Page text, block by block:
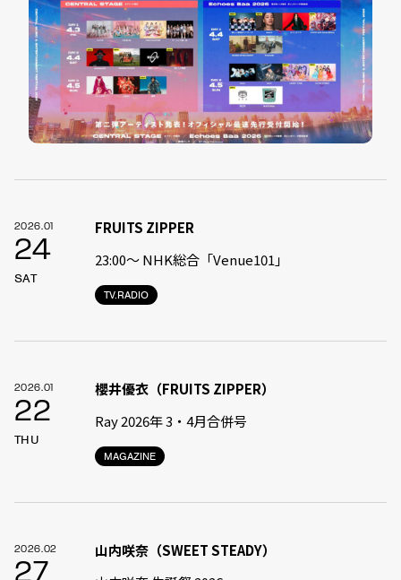
2026.01
24
SAT
TV.RADIO
FRUITS ZIPPER
23:00〜 NHK総合「Venue101」
2026.01
22
THU
MAGAZINE
櫻井優衣（FRUITS ZIPPER）
Ray 2026年 3・4月合併号
2026.02
山内咲奈（SWEET STEADY）